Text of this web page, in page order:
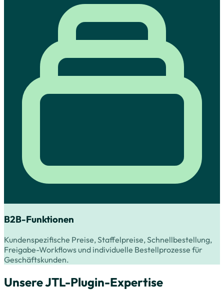
B2B-Funktionen
Kundenspezifische Preise, Staffelpreise, Schnellbestellung,
Freigabe-Workflows und individuelle Bestellprozesse für
Geschäftskunden.
Unsere JTL-Plugin-Expertise